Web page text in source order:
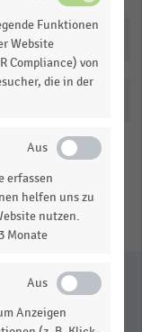
Funktionen
Website
Compliance) von
die in der
erfassen
helfen uns zu
nutzen.
Monate
Anzeigen